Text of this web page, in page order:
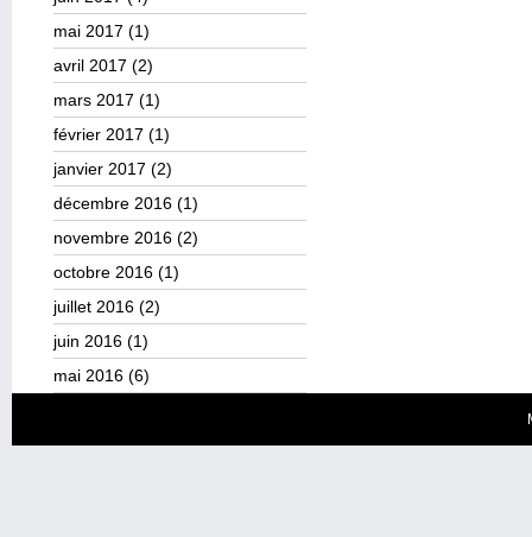
mai 2017 (1)
avril 2017 (2)
mars 2017 (1)
février 2017 (1)
janvier 2017 (2)
décembre 2016 (1)
novembre 2016 (2)
octobre 2016 (1)
juillet 2016 (2)
juin 2016 (1)
mai 2016 (6)